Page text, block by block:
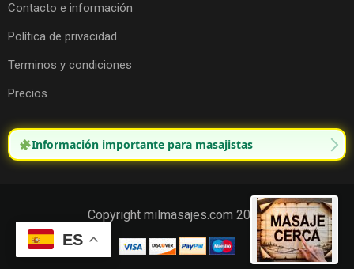
Contacto e información
Política de privacidad
Terminos y condiciones
Precios
Información importante para masajistas
Copyright milmasajes.com 2025.
ES